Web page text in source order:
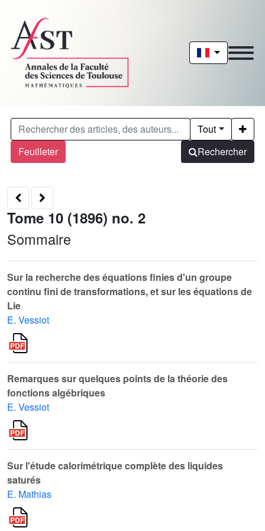
Feuilleter
Tout
Rechercher
Tome 10 (1896) no. 2
Sommaire
Sur la recherche des équations finies d'un groupe
continu fini de transformations, et sur les équations de
Lie
E. Vessiot
Remarques sur quelques points de la théorie des
fonctions algébriques
E. Vessiot
Sur l'étude calorimétrique complète des liquides
saturés
E. Mathias